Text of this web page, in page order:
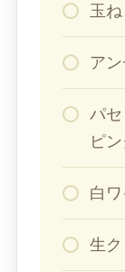
玉
ア
パ
ピ
白
生